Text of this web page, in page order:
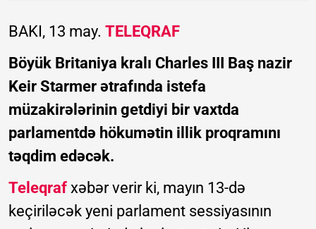
BAKI, 13 may. TELEQRAF
Böyük Britaniya kralı Charles III Baş nazir
Keir Starmer ətrafında istefa
müzakirələrinin getdiyi bir vaxtda
parlamentdə hökumətin illik proqramını
təqdim edəcək.
Teleqraf xəbər verir ki, mayın 13-də
keçiriləcək yeni parlament sessiyasının